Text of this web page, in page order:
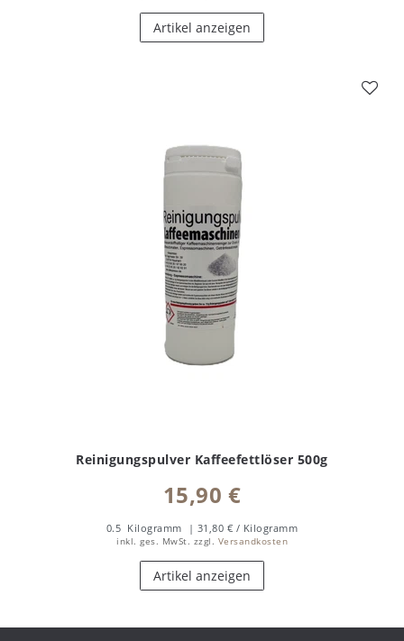
Artikel anzeigen
Reinigungspulver Kaffeefettlöser 500g
15,90 €
0.5 Kilogramm | 31,80 € / Kilogramm
inkl. ges. MwSt. zzgl. Versandkosten
Artikel anzeigen